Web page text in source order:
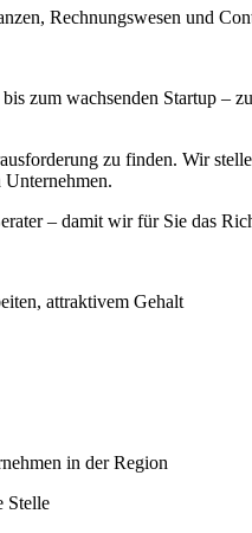
Rechnungswesen und
zum wachsenden Startup –
zu finden. Wir
– damit wir für Sie das
attraktivem Gehalt
in der Region
Stelle